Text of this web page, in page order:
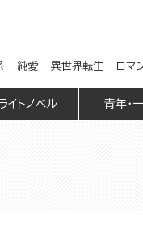
純愛 異世界転生 ロマ
イトノベル 青年・